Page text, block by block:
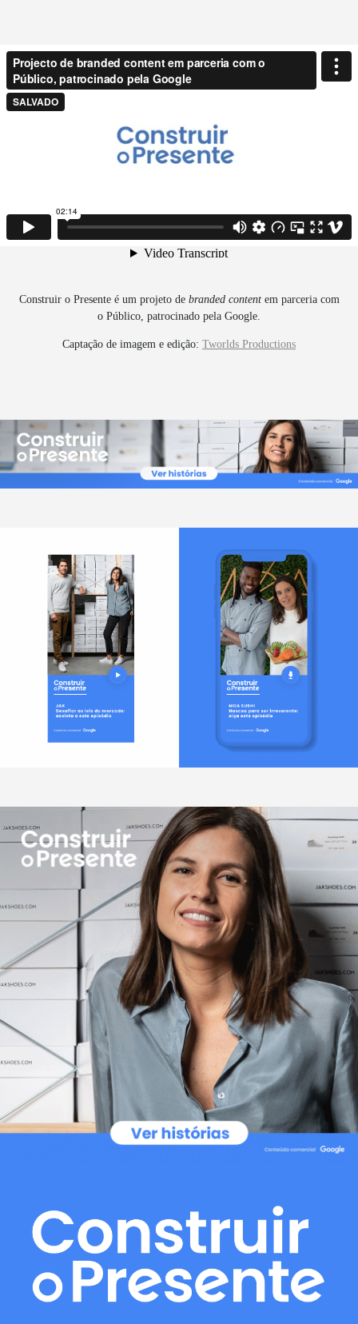
Construir o Presenteé um projeto de branded contentem parceria com
o Público , patrocinado pela Google
Captação de imagem e edição: Tworlds Productions